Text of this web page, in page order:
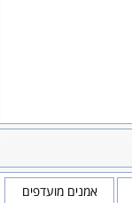
אמנים מועדפים